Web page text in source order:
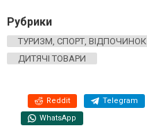
Рубрики
ТУРИЗМ, СПОРТ, ВІДПОЧИНОК
ДИТЯЧІ ТОВАРИ
Reddit Telegram
WhatsApp